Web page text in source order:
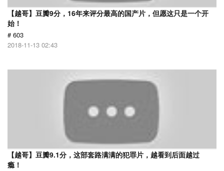
【越哥】豆瓣9分，16年来评分最高的国产片，但愿这只是一个开
始！
# 603
2018-11-13 02:43
【越哥】豆瓣9.1分，这部套路满满的犯罪片，越看到后面越过
瘾！